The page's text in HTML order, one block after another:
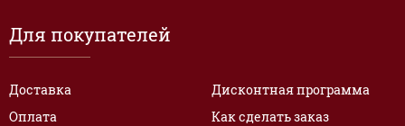
Для покупателей
Доставка
Оплата
Дисконтная программа
Как сделать заказ